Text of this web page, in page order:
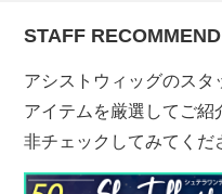
STAFF RECOMMEND
アシストウィッグのス
アイテムを厳選してご紹
非チェックしてみてくだ